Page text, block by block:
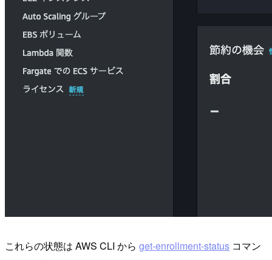
これらの状態は AWS CLI から get-enrollment-status コマン